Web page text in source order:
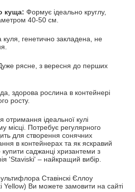
куща: Формує ідеально круглу,
40-50 см.
куля, генетично закладена, не
рясне, з вересня до перших
здорова рослина в контейнері
росту.
отримання ідеальної кулі
місці. Потребує регулярного
для створення сонячних
в контейнерах та як яскравий
саджанці хризантеми з
'Staviski' – найкращий вибір.
Ставінскі Єллоу
Ви можете замовити на сайті